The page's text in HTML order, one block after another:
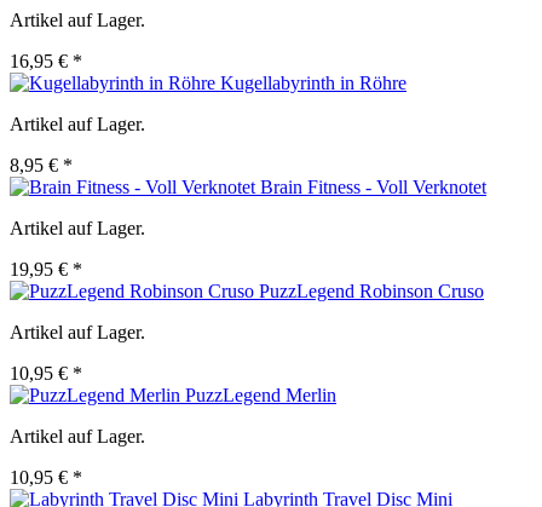
Artikel auf Lager.
16,95 € *
Kugellabyrinth in Röhre
Artikel auf Lager.
8,95 € *
Brain Fitness - Voll Verknotet
Artikel auf Lager.
19,95 € *
PuzzLegend Robinson Cruso
Artikel auf Lager.
10,95 € *
PuzzLegend Merlin
Artikel auf Lager.
10,95 € *
Labyrinth Travel Disc Mini